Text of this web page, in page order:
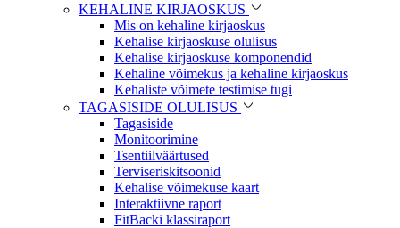
KEHALINE KIRJAOSKUS
Mis on kehaline kirjaoskus
Kehalise kirjaoskuse olulisus
Kehalise kirjaoskuse komponendid
Kehaline võimekus ja kehaline kirjaoskus
Kehaliste võimete testimise tugi
TAGASISIDE OLULISUS
Tagasiside
Monitoorimine
Tsentiilväärtused
Terviseriskitsoonid
Kehalise võimekuse kaart
Interaktiivne raport
FitBacki klassiraport